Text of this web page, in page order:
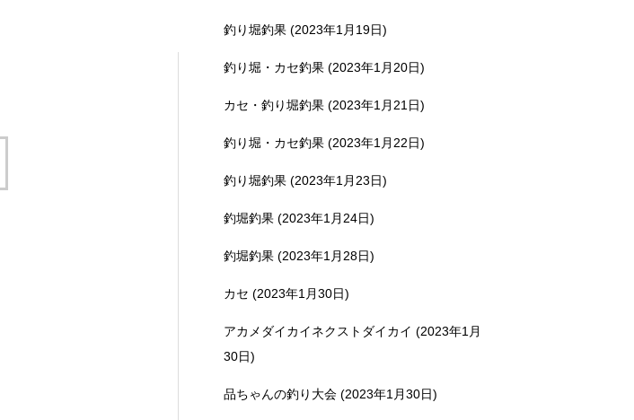
釣り堀釣果 (2023年1月19日)
釣り堀・カセ釣果 (2023年1月20日)
カセ・釣り堀釣果 (2023年1月21日)
釣り堀・カセ釣果 (2023年1月22日)
釣り堀釣果 (2023年1月23日)
釣堀釣果 (2023年1月24日)
釣堀釣果 (2023年1月28日)
カセ (2023年1月30日)
アカメダイカイネクストダイカイ (2023年1月
30日)
品ちゃんの釣り大会 (2023年1月30日)